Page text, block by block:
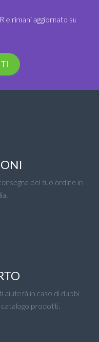
e rimani aggiornato su
del tuo ordine in
aiuterà in caso di dubbi
catalogo prodotti.